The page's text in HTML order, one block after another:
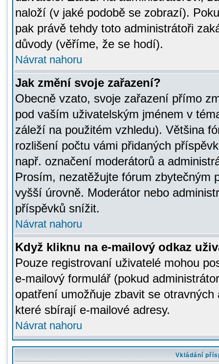
naloží (v jaké podobě se zobrazí).
pak právě tehdy toto administrátoři
důvody (věříme, že se hodí).
Návrat nahoru
Jak změní svoje zařazení?
Obecně vzato, svoje zařazení přímo
pod vaším uživatelským jménem v
záleží na použitém vzhledu). Většina
rozlišení počtu vámi přidaných
např. označení moderátorů a
Prosím, nezatěžujte fórum zbytečným
vyšší úrovně. Moderátor nebo
příspěvků snížit.
Návrat nahoru
Když kliknu na e-mailový odkaz
Pouze registrovaní uživatelé mohou
e-mailový formulář (pokud
opatření umožňuje zbavit se
které sbírají e-mailové adresy.
Návrat nahoru
Vkládání